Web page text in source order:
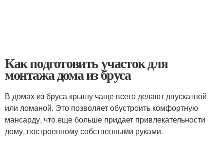
Как подготовить участок для
монтажа дома из бруса
В домах из бруса крышу чаще всего делают двускатной
или ломаной. Это позволяет обустроить комфортную
мансарду, что еще больше придает привлекательности
дому, построенному собственными руками.